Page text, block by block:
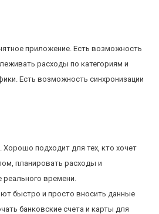
приложение. Есть возможность
расходы по категориям и
Есть возможность синхронизации
Хорошо подходит для тех, кто хочет
планировать расходы и
времени.
быстро и просто вносить данные
банковские счета и карты для